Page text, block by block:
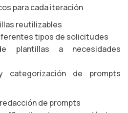
para cada iteración
reutilizables
tipos de solicitudes
plantillas a necesidades
categorización de prompts
de prompts